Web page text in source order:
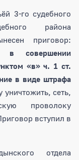
3-го судебного
района
приговор:
в совершении
«в» ч. 1 ст.
в виде штрафа
уничтожить, сеть,
проволоку
вступил в
отдела